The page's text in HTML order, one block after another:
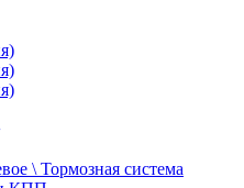
\ Тормозная система